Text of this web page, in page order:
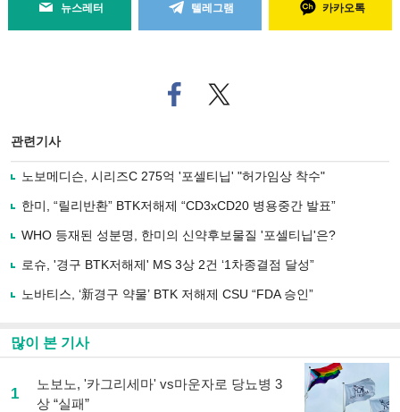
뉴스레터 텔레그램 카카오톡
페
이
로
기
사
유
기
트위
터로
관련기사
노보메디슨, 시리즈C 275억 '포셀티닙' "허가임상 착수"
한미, “릴리반환” BTK저해제 “CD3xCD20 병용중간 발표”
WHO 등재된 성분명, 한미의 신약후보물질 '포셀티닙'은?
로슈, '경구 BTK저해제' MS 3상 2건 ‘1차종결점 달성”
노바티스, ‘新경구 약물’ BTK 저해제 CSU “FDA 승인”
많이 본 기사
1
노보노, '카그리세마' vs마운자로 당뇨병 3
상 “실패”